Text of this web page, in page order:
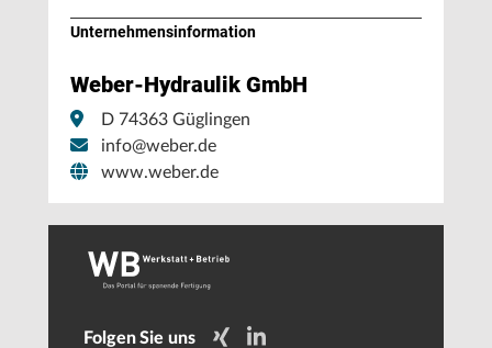
Unternehmens­information
Weber-Hydraulik GmbH
D 74363 Güglingen
info@weber.de
www.weber.de
Folgen Sie uns